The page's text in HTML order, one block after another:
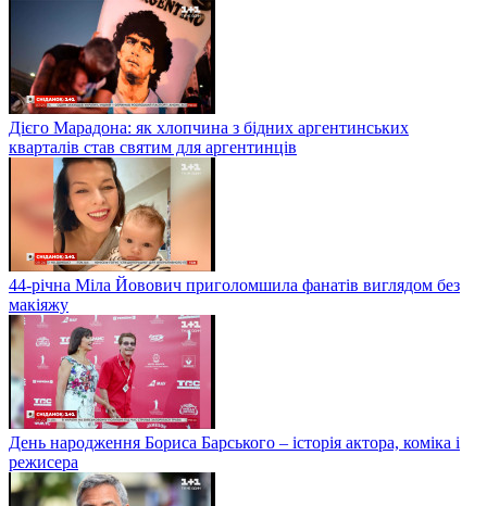
Дієго Марадона: як хлопчина з бідних аргентинських
кварталів став святим для аргентинців
44-річна Міла Йовович приголомшила фанатів виглядом без
макіяжу
День народження Бориса Барського – історія актора, коміка і
режисера